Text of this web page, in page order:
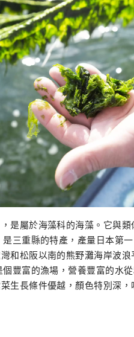
是屬於海藻科的海藻。它
三重縣的特產，產量日本第
和松阪以南的熊野灘海岸波
豐富的漁場，營養豐富的水
生長條件優越，顏色特別深